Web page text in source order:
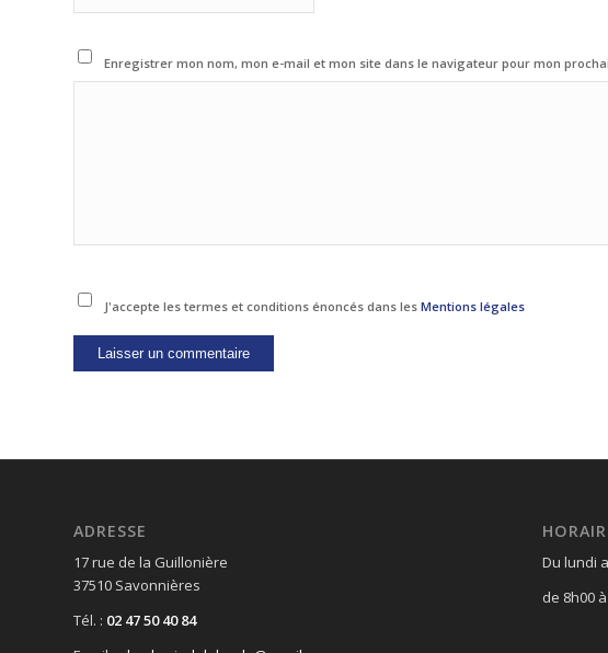
Enregistrer mon nom, mon e-mail et mon site dans le navigateur pour mon
J'accepte les termes et conditions énoncés dans les Mentions légales
ADRESSE
17 rue de la Guillonière
37510 Savonnières
Tél. : 02 47 50 40 84
Du lundi
de 8h00